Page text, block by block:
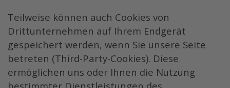
Teilweise können auch Cookies von
Drittunternehmen auf Ihrem Endgerät
gespeichert werden, wenn Sie unsere Seite
betreten (Third-Party-Cookies). Diese
ermöglichen uns oder Ihnen die Nutzung
bestimmter Dienstleistungen des